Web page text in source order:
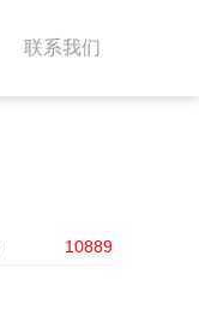
联系我们
10889